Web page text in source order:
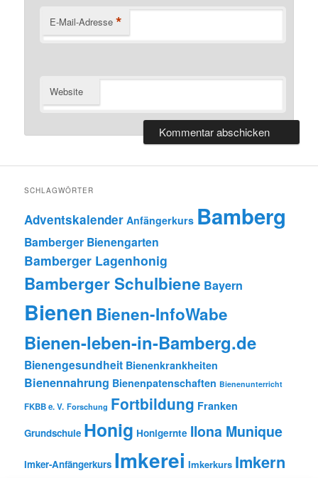
E-Mail-Adresse *
Website
SCHLAGWÖRTER
Adventskalender Anfängerkurs Bamberg
Bamberger Bienengarten
Bamberger Lagenhonig
Bamberger Schulbiene Bayern
Bienen Bienen-InfoWabe
Bienen-leben-in-Bamberg.de
Bienengesundheit Bienenkrankheiten
Bienennahrung Bienenpatenschaften Bienenunterricht
FKBB e. V. Forschung Fortbildung Franken
Grundschule Honig Honigernte Ilona Munique
Imker-Anfängerkurs Imkerei Imkerkurs Imkern